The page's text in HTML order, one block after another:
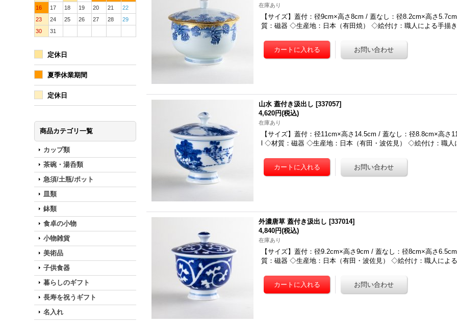
16
17 18 19 20 21
22
23
24 25 26 27 28
29
30
31
定休日
夏季休業期間
定休日
商品カテゴリ一覧
カップ類
茶碗・湯呑類
急須/土瓶/ポット
皿類
鉢類
食卓の小物
小物雑貨
美術品
子供食器
暮らしのギフト
長寿を祝うギフト
名入れ
在庫あり
【サイズ】蓋付：径9cm×高さ8cm / 蓋なし：径8.2cm×高さ
質：磁器 ◇生産地：日本（有田焼） ◇絵付け：職人による手描
山水 蓋付き汲出し [337057]
4,620円(税込)
在庫あり
【サイズ】蓋付：径11cm×高さ14.5cm / 蓋なし：径8.8cm×高さ
l ◇材質：磁器 ◇生産地：日本（有田・波佐見） ◇絵付け：職
外濃唐草 蓋付き汲出し [337014]
4,840円(税込)
在庫あり
【サイズ】蓋付：径9.2cm×高さ9cm / 蓋なし：径8cm×高さ
質：磁器 ◇生産地：日本（有田・波佐見） ◇絵付け：職人によ